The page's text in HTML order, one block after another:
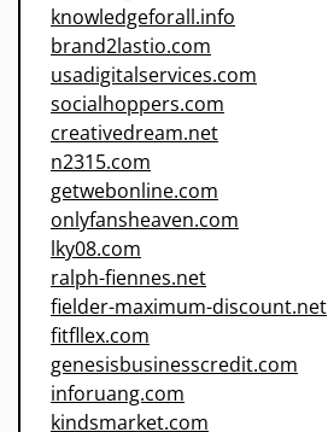
knowledgeforall.info
brand2lastio.com
usadigitalservices.com
socialhoppers.com
creativedream.net
n2315.com
getwebonline.com
onlyfansheaven.com
lky08.com
ralph-fiennes.net
fielder-maximum-discount.net
fitfllex.com
genesisbusinesscredit.com
inforuang.com
kindsmarket.com